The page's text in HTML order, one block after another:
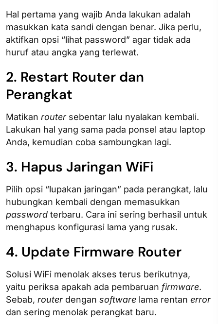
Hal pertama yang wajib Anda lakukan adalah
masukkan kata sandi dengan benar. Jika perlu,
aktifkan opsi “lihat password” agar tidak ada
huruf atau angka yang terlewat.
2. Restart Router dan
Perangkat
Matikan routersebentar lalu nyalakan kembali.
Lakukan hal yang sama pada ponsel atau laptop
Anda, kemudian coba sambungkan lagi.
3. Hapus Jaringan WiFi
Pilih opsi “lupakan jaringan” pada perangkat, lalu
hubungkan kembali dengan memasukkan
password terbaru. Cara ini sering berhasil untuk
menghapus konfigurasi lama yang rusak.
4. Update Firmware Router
Solusi WiFi menolak akses terus berikutnya,
yaitu periksa apakah ada pembaruan firmware.
Sebab, routerdengan software lama rentan error
dan sering menolak perangkat baru.